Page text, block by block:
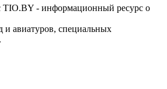
TIO.BY - информационный ресурс о
авиатуров, специальных